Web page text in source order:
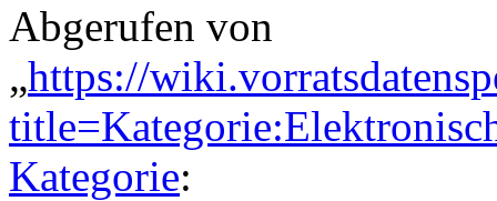
Abgerufen von
„https://
Kategorie: